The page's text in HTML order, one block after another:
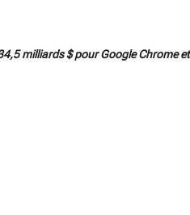
milliards $ pour Google Chrome et